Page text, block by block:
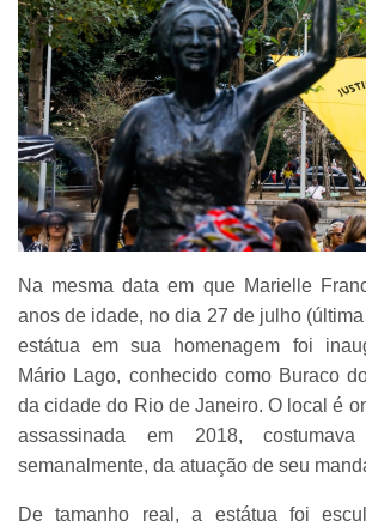
Na mesma data em que Marielle
anos de idade, no dia 27 de julho
estátua em sua homenagem foi
Mário Lago, conhecido como Buraco
da cidade do Rio de Janeiro. O local é
assassinada em 2018,
semanalmente, da atuação de seu
De tamanho real, a estátua foi